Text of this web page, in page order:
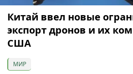
Китай ввел новые
экспорт дронов и их
США
МИР